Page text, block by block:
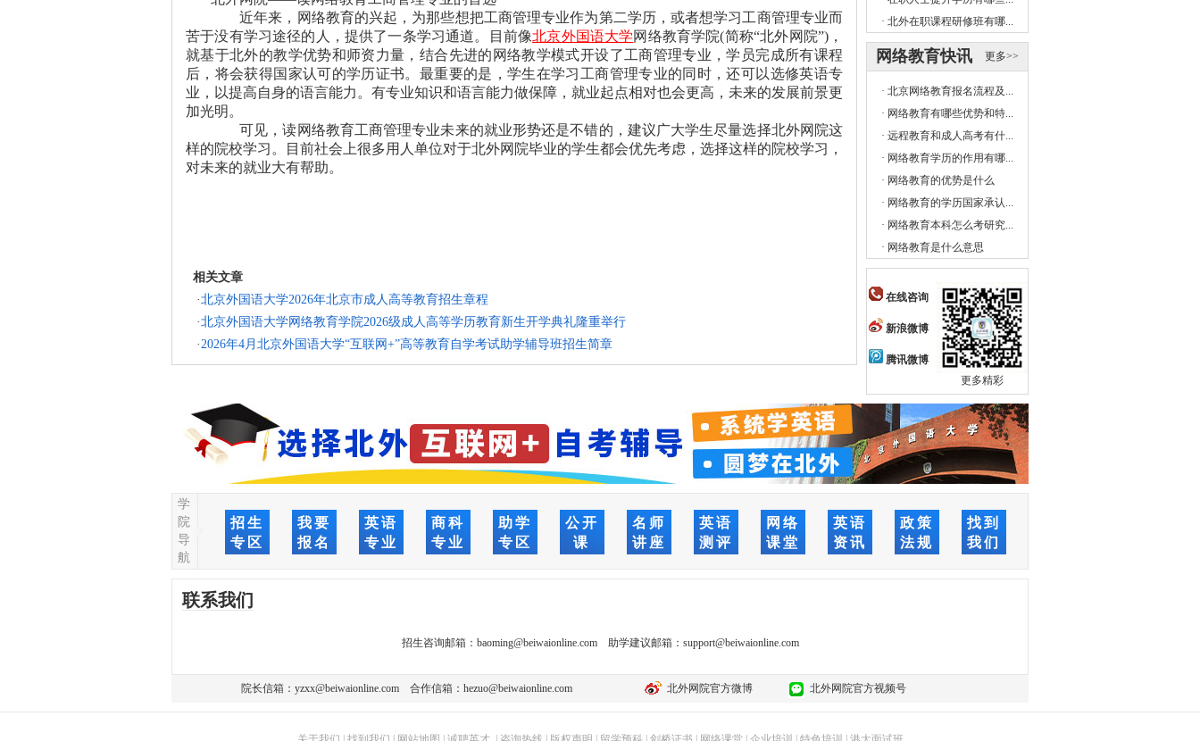
近年来，网络教育的兴起，为那些想把工商管理专业作为第二学历，或者想学习工商管理专业而
苦于没有学习途径的人，提供了一条学习通道。目前像北京外国语大学网络教育学院(简称“北外网院”)，
就基于北外的教学优势和师资力量，结合先进的网络教学模式开设了工商管理专业，学员完成所有课程
后，将会获得国家认可的学历证书。最重要的是，学生在学习工商管理专业的同时，还可以选修英语专
业，以提高自身的语言能力。有专业知识和语言能力做保障，就业起点相对也会更高，未来的发展前景更
加光明。
可见，读网络教育工商管理专业未来的就业形势还是不错的，建议广大学生尽量选择北外网院这
样的院校学习。目前社会上很多用人单位对于北外网院毕业的学生都会优先考虑，选择这样的院校学习，
对未来的就业大有帮助。
相关文章
·北京外国语大学2026年北京市成人高等教育招生章程
·北京外国语大学网络教育学院2026级成人高等学历教育新生开学典礼隆重举行
·2026年4月北京外国语大学“互联网+”高等教育自学考试助学辅导班招生简章
· 北外在职课程研修班有哪...
更多>>
网络教育快讯
· 北京网络教育报名流程及...
· 网络教育有哪些优势和特...
· 远程教育和成人高考有什...
· 网络教育学历的作用有哪...
· 网络教育的优势是什么
· 网络教育的学历国家承认...
· 网络教育本科怎么考研究...
· 网络教育是什么意思
在线咨询
新浪微博
腾讯微博
更多精彩
学
院
导
航
招生
专区
我要
报名
英语
专业
商科
专业
助学
专区
公开
课
名师
讲座
英语
测评
网络
课堂
英语
资讯
政策
法规
找到
我们
联系我们
招生咨询邮箱： baoming@beiwaionline.com助学建议邮箱： support@beiwaionline.com
院长信箱： yzxx@beiwaionline.com 合作信箱： hezuo@beiwaionline.com 北外网院官方微博 北外网院官方视频号